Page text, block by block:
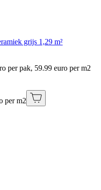
grijs 1,29 m²
per pak, 59.99 euro per m2
per m2